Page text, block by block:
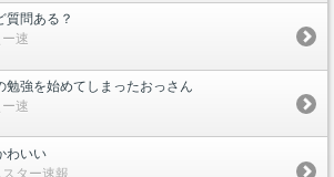
質問ある？
速
勉強を始めてしまったおっさん
速
わいい
ター速報